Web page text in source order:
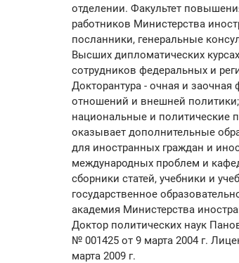
отделении. Факультет
работников Министерства
посланники, генеральные
Высших дипломатических
сотрудников федеральных и
Докторантура - очная и
отношений и внешней
национальные и политические
оказывает дополнительные
для иностранных граждан и
международных проблем и
сборники статей, учебники и
государственное
академия Министерства
Доктор политических наук
№ 001425 от 9 марта 2004 г.
марта 2009 г.